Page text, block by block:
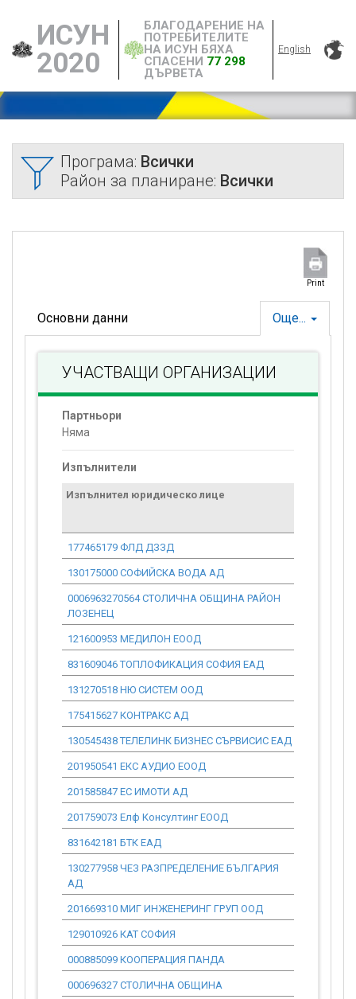
ИСУН
2020
БЛАГОДАРЕНИЕ НА
ПОТРЕБИТЕЛИТЕ
НА ИСУН БЯХА
СПАСЕНИ 77 298
ДЪРВЕТА
English
Програма: Всички
Район за планиране: Всички
Print
Още...
Основни данни
УЧАСТВАЩИ ОРГАНИЗАЦИИ
Партньори
Няма
Изпълнители
Изпълнител юридическо лице
177465179 ФЛД ДЗЗД
130175000 СОФИЙСКА ВОДА АД
0006963270564 СТОЛИЧНА ОБЩИНА РАЙОН
ЛОЗЕНЕЦ
121600953 МЕДИЛОН ЕООД
831609046 ТОПЛОФИКАЦИЯ СОФИЯ ЕАД
131270518 НЮ СИСТЕМ ООД
175415627 КОНТРАКС АД
130545438 ТЕЛЕЛИНК БИЗНЕС СЪРВИСИС ЕАД
201950541 ЕКС АУДИО ЕООД
201585847 ЕС ИМОТИ АД
201759073 Елф Консултинг ЕООД
831642181 БТК ЕАД
130277958 ЧЕЗ РАЗПРЕДЕЛЕНИЕ БЪЛГАРИЯ
АД
201669310 МИГ ИНЖЕНЕРИНГ ГРУП ООД
129010926 КАТ СОФИЯ
000885099 КООПЕРАЦИЯ ПАНДА
000696327 СТОЛИЧНА ОБЩИНА